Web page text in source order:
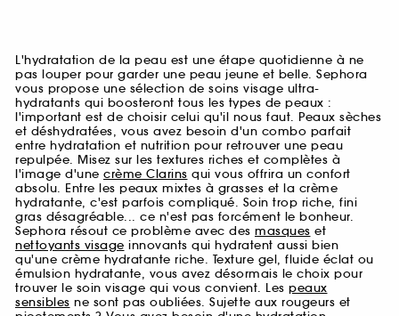
L'hydratation de la peau est une étape quotidienne à ne
pas louper pour garder une peau jeune et belle. Sephora
vous propose une sélection de soins visage ultra-
hydratants qui boosteront tous les types de peaux :
l'important est de choisir celui qu'il nous faut. Peaux sèches
et déshydratées, vous avez besoin d'un combo parfait
entre hydratation et nutrition pour retrouver une peau
repulpée. Misez sur les textures riches et complètes à
l'image d'une crème Clarins qui vous offrira un confort
absolu. Entre les peaux mixtes à grasses et la crème
hydratante, c'est parfois compliqué. Soin trop riche, fini
gras désagréable... ce n'est pas forcément le bonheur.
Sephora résout ce problème avec des masques et
nettoyants visage innovants qui hydratent aussi bien
qu'une crème hydratante riche. Texture gel, fluide éclat ou
émulsion hydratante, vous avez désormais le choix pour
trouver le soin visage qui vous convient. Les peaux
sensibles ne sont pas oubliées. Sujette aux rougeurs et